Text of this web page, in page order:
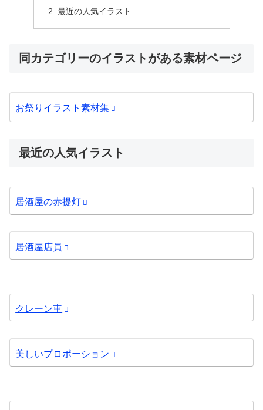
最近の人気イラスト
同カテゴリーのイラストがある素材ページ
お祭りイラスト素材集
最近の人気イラスト
居酒屋の赤提灯
居酒屋店員
クレーン車
美しいプロポーション